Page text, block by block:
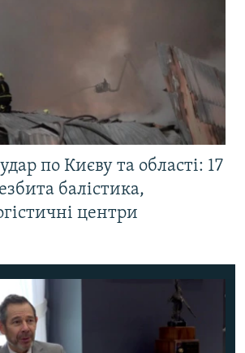
по Києву та області: 17
балістика,
центри